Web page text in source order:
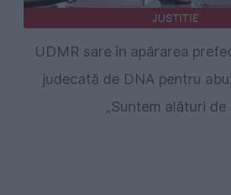
JUSTITIE
UDMR sare în apărarea
judecată de DNA pentru
„Suntem alături de